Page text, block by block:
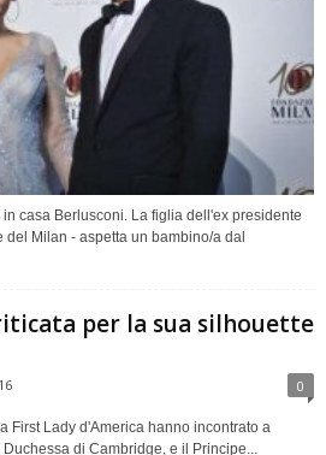
casa Berlusconi. La figlia dell'ex presidente
Milan - aspetta un bambino/a dal
per la sua silhouette
0
First Lady d'America hanno incontrato a
di Cambridge, e il Principe...